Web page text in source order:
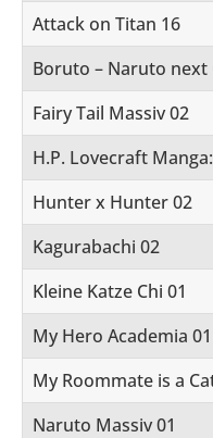
Attack on Titan 16
Boruto – Naruto next
Fairy Tail Massiv 02
H.P. Lovecraft
Hunter x Hunter 02
Kagurabachi 02
Kleine Katze Chi 01
My Hero Academia 01
My Roommate is a
Naruto Massiv 01